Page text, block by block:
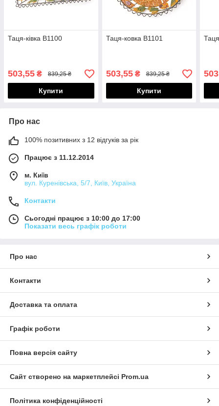
Таця-ківка B1100
503,55 ₴ 839,25 ₴
Купити
Таця-ковка B1101
503,55₴ 839,25 ₴
Купити
Про нас
100% позитивних з 12 відгуків за рік
Працює з 11.12.2014
м. Київ
вул. Куренівська, 5/7, Київ, Україна
Контакти
Сьогодні працює з 10:00 до 17:00
Показати весь графік роботи
Про нас
Контакти
Доставка та оплата
Графік роботи
Повна версія сайту
Сайт створено на маркетплейсі Prom.ua
Політика конфіденційності